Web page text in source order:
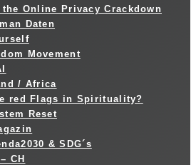
the Online Privacy Crackdown
Daten
Movement
/ Africa
red Flags in Spirituality?
Reset
& SDG´s
CH